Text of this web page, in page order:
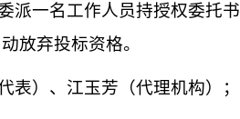
派一名工作人员持授权委托
放弃投标资格。
表）、 江玉芳 （代理机构）；